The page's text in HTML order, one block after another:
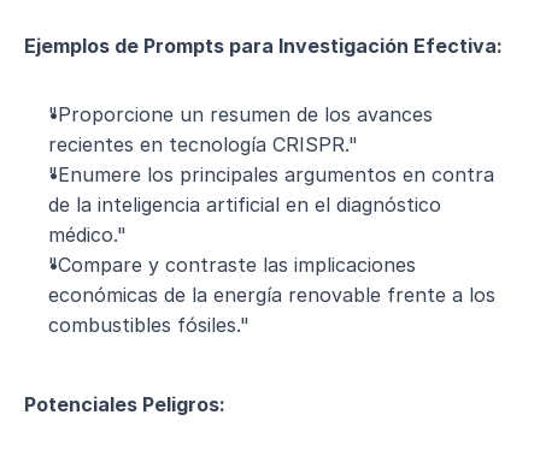
Ejemplos de Prompts para Investigación Efectiva:
"Proporcione un resumen de los avances
recientes en tecnología CRISPR."
"Enumere los principales argumentos en contra
de la inteligencia artificial en el diagnóstico
médico."
"Compare y contraste las implicaciones
económicas de la energía renovable frente a los
combustibles fósiles."
Potenciales Peligros: